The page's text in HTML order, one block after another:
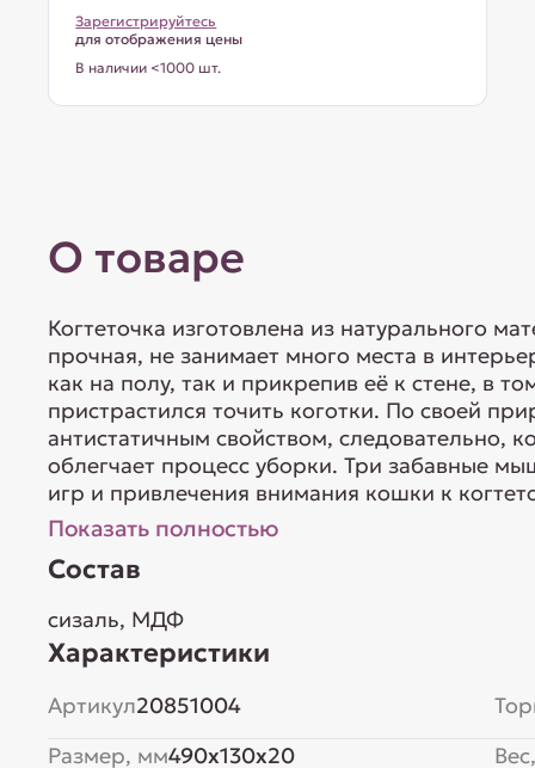
Зарегистрируйтесь
для отображения цены
В наличии <1000 шт.
О товаре
Когтеточка изготовлена из натурального
прочная, не занимает много места в
как на полу, так и прикрепив её к стене, в
пристрастился точить коготки. По своей
антистатичным свойством, следовательно,
облегчает процесс уборки. Три забавные
игр и привлечения внимания кошки к
Показать полностью
Состав
сизаль, МДФ
Характеристики
Артикул20851004
Размер, мм490x130x20